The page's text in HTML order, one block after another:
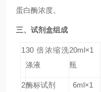
蛋白酶浓度。
三、试剂盒组成
130 倍浓缩洗
涤液
20ml×1
瓶
2酶标试剂
6ml×1